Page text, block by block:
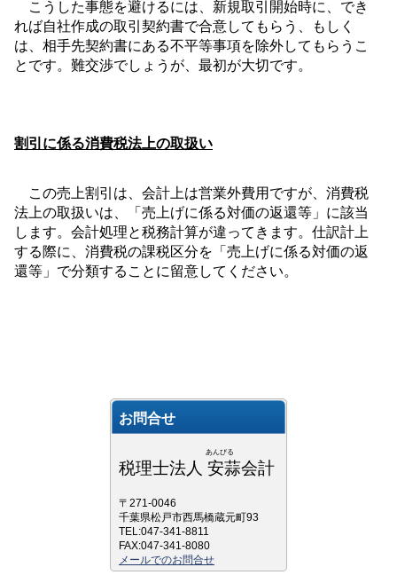
こうした事態を避けるには、新規取引開始時に、でき
れば自社作成の取引契約書で合意してもらう、もしく
は、相手先契約書にある不平等事項を除外してもらうこ
とです。難交渉でしょうが、最初が大切です。
割引に係る消費税法上の取扱い
この売上割引は、会計上は営業外費用ですが、消費税
法上の取扱いは、「売上げに係る対価の返還等」に該当
します。会計処理と税務計算が違ってきます。仕訳計上
する際に、消費税の課税区分を「売上げに係る対価の返
還等」で分類することに留意してください。
お問合せ
あんびる
税理士法人 安蒜会計
〒271-0046
千葉県松戸市西馬橋蔵元町93
TEL:047-341-8811
FAX:047-341-8080
メールでのお問合せ